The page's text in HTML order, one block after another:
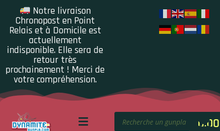
Notre livraison
Chronopost en Point
Relais et à Domicile est
actuellement
indisponible. Elle sera de
retour très
prochainement ! Merci de
votre compréhension.
0.00